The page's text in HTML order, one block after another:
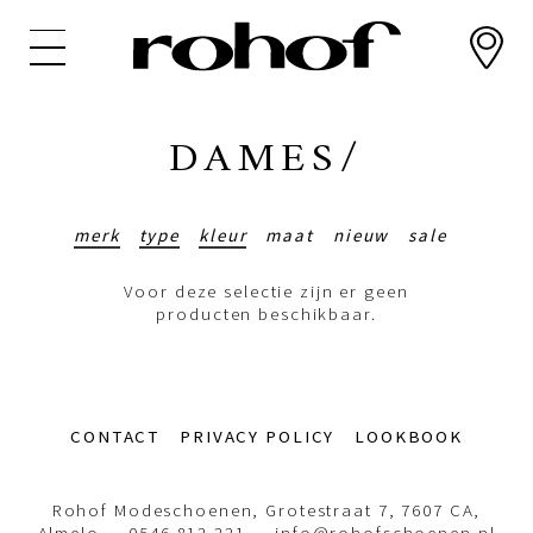
DAMES/
merk type kleur maat nieuw sale
Voor deze selectie zijn er geen
producten beschikbaar.
Footer-CONTACT PRIVACY POLICY LOOKBOOK
Rohof Modeschoenen, Grotestraat 7, 7607 CA,